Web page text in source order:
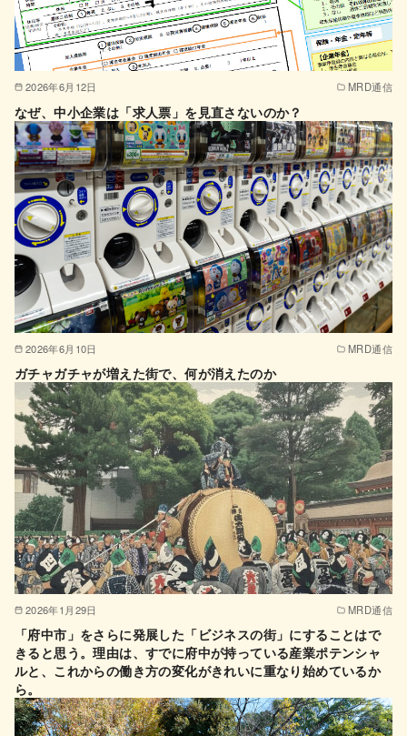
2026年6月12日 MRD通信
なぜ、中小企業は「求人票」を見直さないのか？
2026年6月10日 MRD通信
ガチャガチャが増えた街で、何が消えたのか
2026年1月29日 MRD通信
「府中市」をさらに発展した「ビジネスの街」にすることはで
きると思う。理由は、すでに府中が持っている産業ポテンシャ
ルと、これからの働き方の変化がきれいに重なり始めているか
ら。